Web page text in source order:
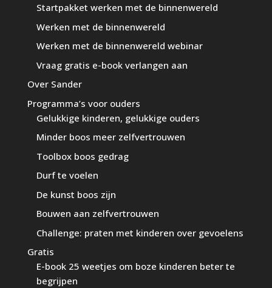
Startpakket werken met de binnenwereld
Werken met de binnenwereld
Werken met de binnenwereld webinar
Vraag gratis e-book verlangen aan
Over Sander
Programma’s voor ouders
Gelukkige kinderen, gelukkige ouders
Minder boos meer zelfvertrouwen
Toolbox boos gedrag
Durf te voelen
De kunst boos zijn
Bouwen aan zelfvertrouwen
Challenge: praten met kinderen over gevoelens
Gratis
E-book 25 weetjes om boze kinderen beter te
begrijpen